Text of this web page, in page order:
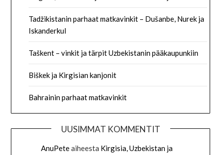
Tadžikistanin parhaat matkavinkit – Dušanbe, Nurek ja
Iskanderkul
Taškent – vinkit ja tärpit Uzbekistanin pääkaupunkiin
Biškek ja Kirgisian kanjonit
Bahrainin parhaat matkavinkit
UUSIMMAT KOMMENTIT
AnuPeteaiheesta Kirgisia, Uzbekistan ja